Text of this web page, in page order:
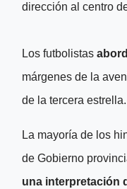
dirección al centro
Los futbolistas
márgenes de la
de la tercera estrella.
La mayoría de los
de Gobierno
una interpretación